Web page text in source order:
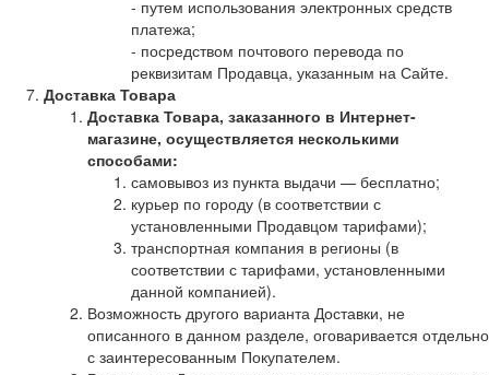
- путем использования электронных средств
платежа;
- посредством почтового перевода по
реквизитам Продавца, указанным на Сайте.
Доставка Товара
Доставка Товара, заказанного в Интернет-
магазине, осуществляется несколькими
способами:
самовывоз из пункта выдачи — бесплатно;
курьер по городу (в соответствии с
установленными Продавцом тарифами);
транспортная компания в регионы (в
соответствии с тарифами, установленными
данной компанией).
Возможность другого варианта Доставки, не
описанного в данном разделе, оговаривается отдельно
с заинтересованным Покупателем.